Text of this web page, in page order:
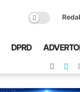
DPRD